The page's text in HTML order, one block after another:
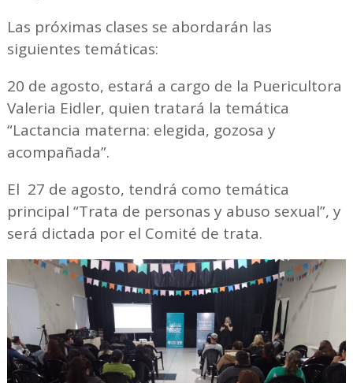
Las próximas clases se abordarán las
siguientes temáticas:
20 de agosto, estará a cargo de la Puericultora
Valeria Eidler, quien tratará la temática
“Lactancia materna: elegida, gozosa y
acompañada”.
El 27 de agosto, tendrá como temática
principal “Trata de personas y abuso sexual”, y
será dictada por el Comité de trata.